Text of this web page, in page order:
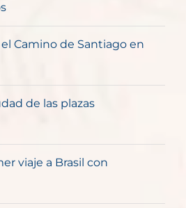
Camino de Santiago en
de las plazas
viaje a Brasil con